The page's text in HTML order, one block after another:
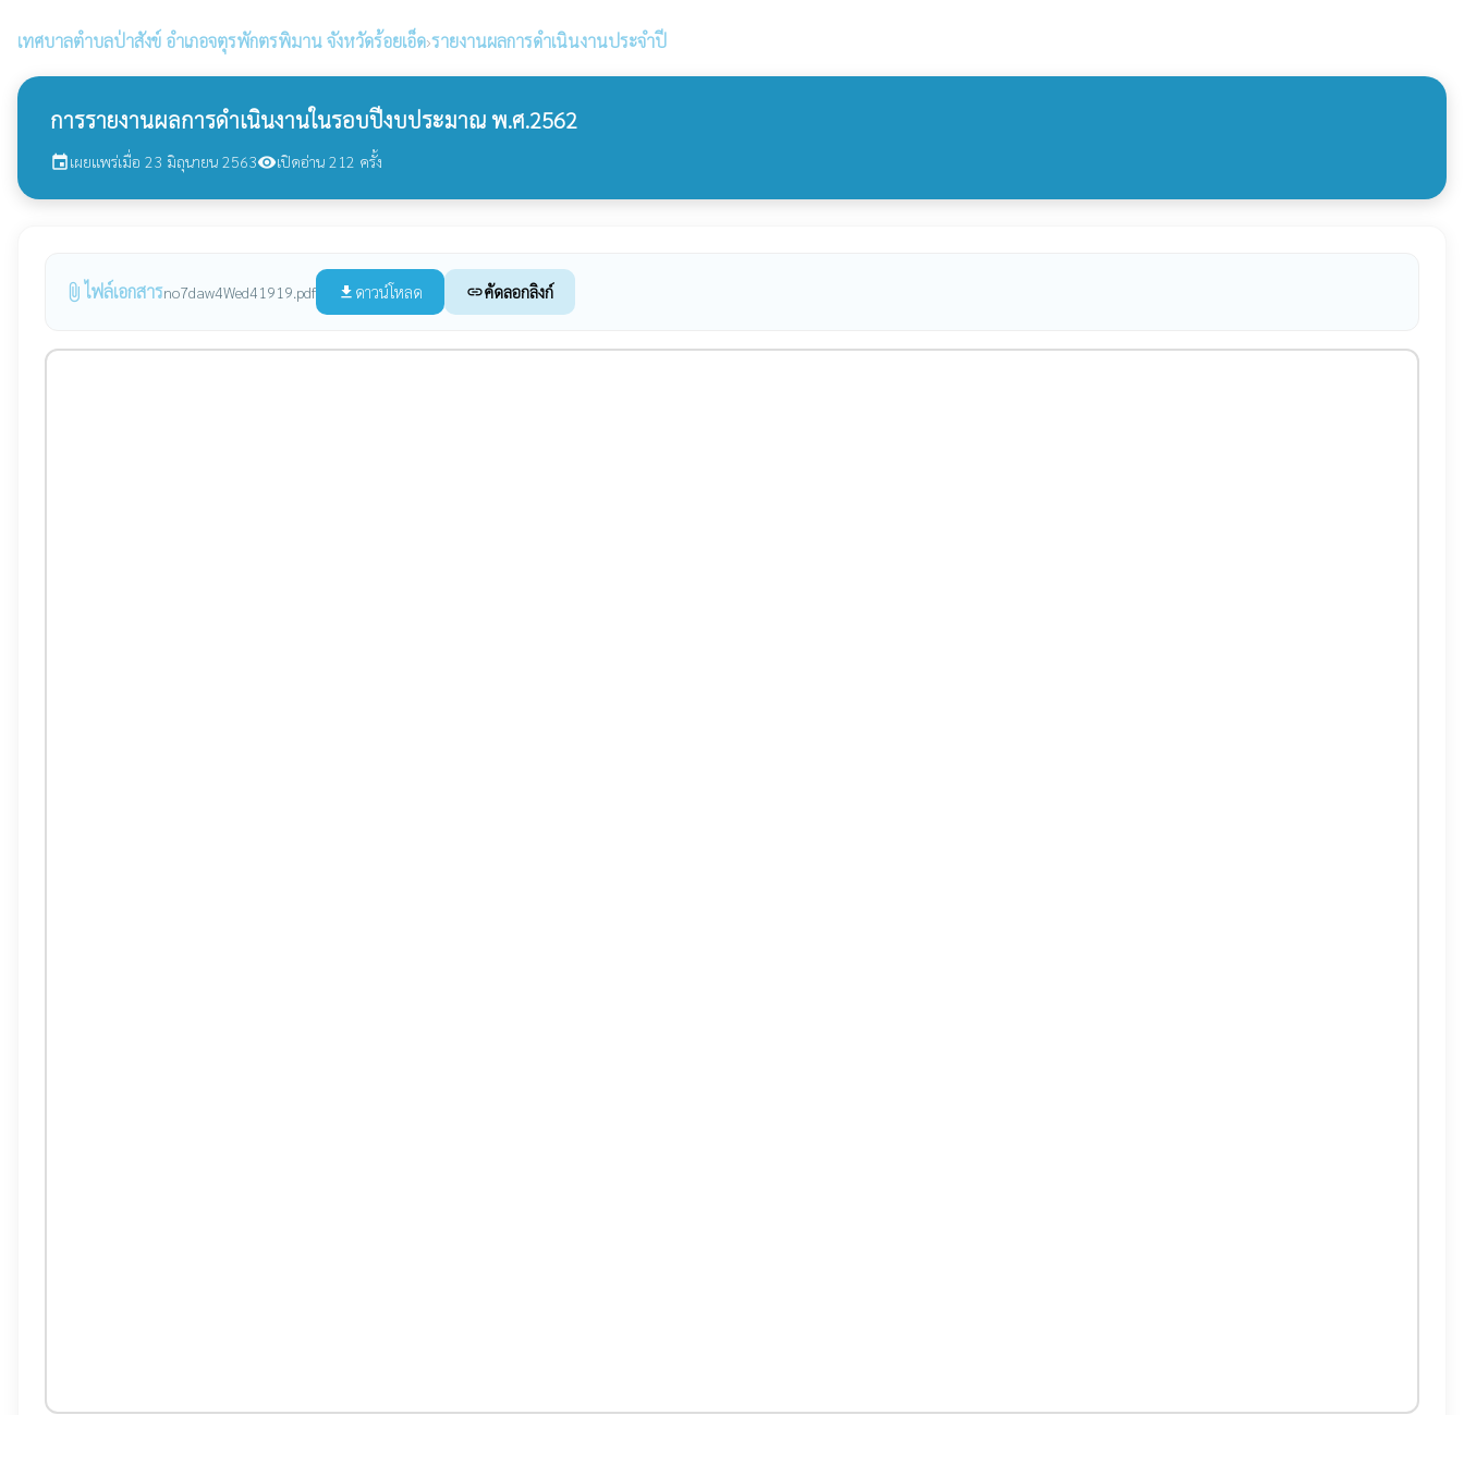
เทศบาลตำบลป่าสังข์ อำเภอจตุรพักตรพิมาน จังหวัดร้อยเอ็ด›รายงานผลการดำเนินงานประจำปี
การรายงานผลการดำเนินงานในรอบปีงบประมาณ พ.ศ.2562
eventเผยแพร่เมื่อ 23 มิถุนายน 2563visibilityเปิดอ่าน 212 ครั้ง
attach_file ไฟล์เอกสารno7daw4Wed41919.pdf file_download ดาวน์โหลด linkคัดลอกลิงก์